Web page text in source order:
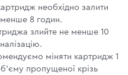
необхідно залити
8 годин.
злийте не менше 10
міняти картридж 1
пропущеної крізь